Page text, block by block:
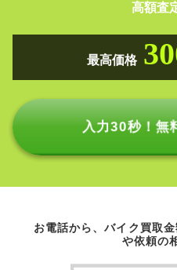
高額査
最高価格
入力30秒！無
お電話から、バイク買取
や依頼の